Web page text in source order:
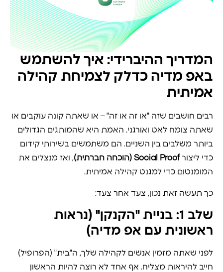
המדריך ההיברידי: איך להשתמש
באפ מדיה כדלק לצמיחת קהילה
אמיתית
רבים חושבים שזה "או זה או זה" – או שאתה קונה עוקבים או
שאתה צומח לאט ואורגני. האמת היא שהמותגים הגדולים
ביותר משלבים בין השניים. הם משתמשים בשירותי קידום
כדי ליצורSocial Proof (הוכחה חברתית)
, ואז מנצלים את
המומנטום כדי למגנט קהילה אמיתית.
כך תעשה זאת נכון, צעד אחר צעד:
שלב 1: בניית "הקנקן" (נראות
ראשונית עם אפ מדיה)
לפני שאתה מזמין אנשים לקהילה שלך, ה"בית" (הפרופיל)
חייב להיראות מצליח. אף אחד לא רוצה להיות הראשון